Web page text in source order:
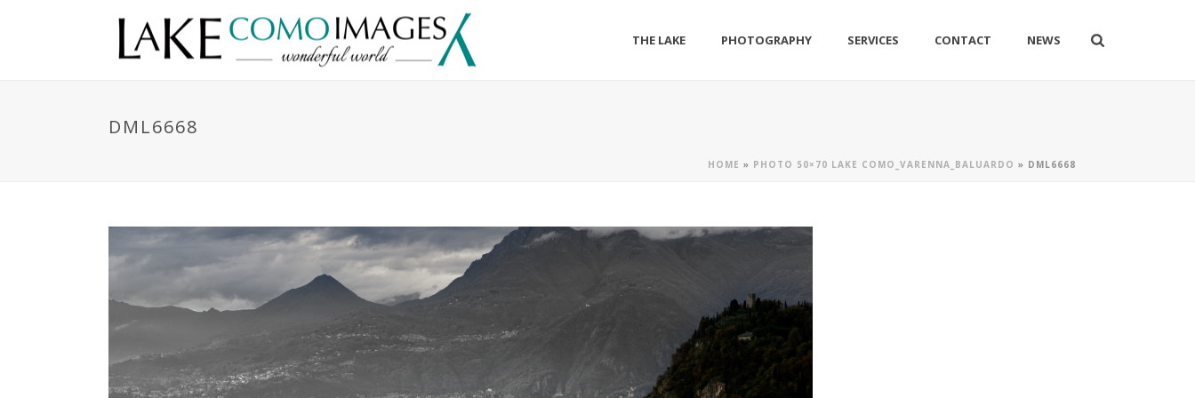
THE LAKE PHOTOGRAPHY SERVICES CONTACT NEWS
DML6668
HOME » PHOTO 50×70 LAKE COMO_VARENNA_BALUARDO » DML6668